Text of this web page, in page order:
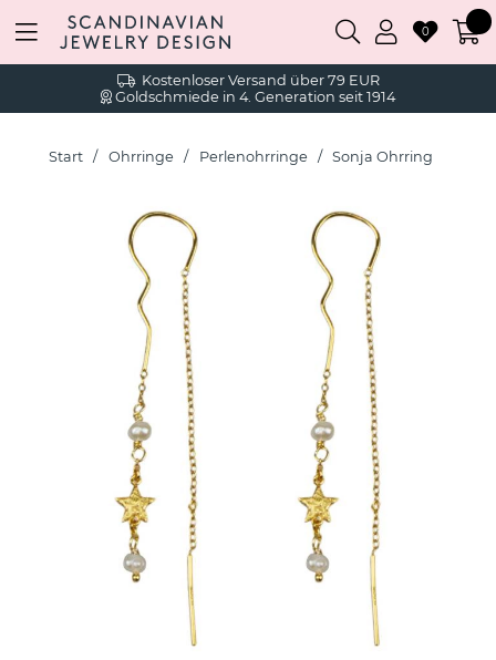
Kostenloser Versand über 79 EUR
Goldschmiede in 4. Generation seit 1914
0
Start Ohrringe Perlenohrringe Sonja Ohrring